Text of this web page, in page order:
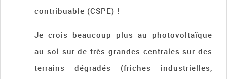
contribuable (CSPE) !
Je crois beaucoup plus au photovoltaïque
au sol sur de très grandes centrales sur des
terrains dégradés (friches industrielles,